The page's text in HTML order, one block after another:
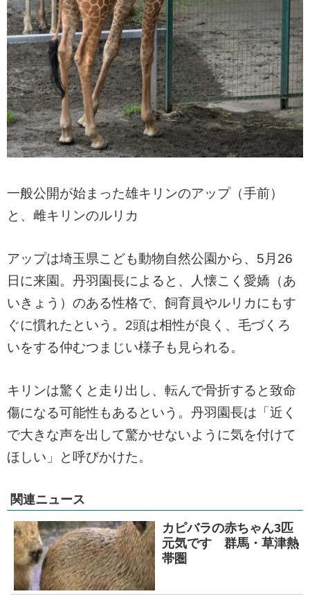
一般公開が始まった雄キリンのアップ（手前）
と、雌キリンのルリカ
アップは埼玉県こども動物自然公園から、5月26
日に来園。丹羽園長によると、人懐こく愛嬌（あ
いきょう）のある性格で、飼育員やルリカにもす
ぐに慣れたという。2頭は相性が良く、毛づくろ
いをする仲むつまじい様子も見られる。
キリンは驚くと走り出し、転んで骨折すると致命
傷になる可能性もあるという。丹羽園長は「近く
で大きな声を出して驚かせないように気を付けて
ほしい」と呼びかけた。
関連ニュース
カピバラの赤ちゃん3匹
元気です 群馬・草津熱
帯圏